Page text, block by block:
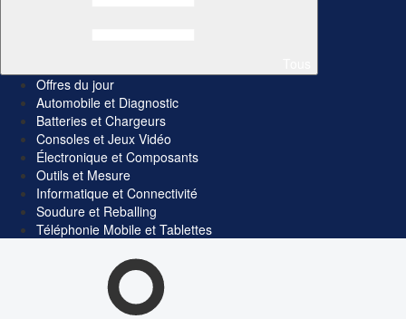
Offres du jour
Automobile et Diagnostic
Batteries et Chargeurs
Consoles et Jeux Vidéo
Électronique et Composants
Outils et Mesure
Informatique et Connectivité
Soudure et Reballing
Téléphonie Mobile et Tablettes